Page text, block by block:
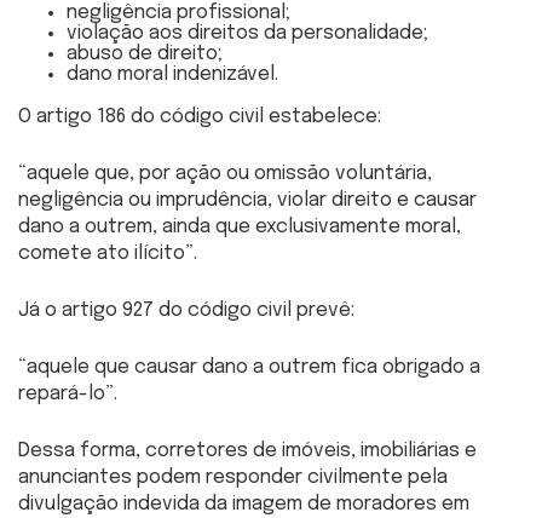
negligência profissional;
violação aos direitos da personalidade;
abuso de direito;
dano moral indenizável.
O artigo 186 do código civil estabelece:
“aquele que, por ação ou omissão voluntária,
negligência ou imprudência, violar direito e causar
dano a outrem, ainda que exclusivamente moral,
comete ato ilícito”.
Já o artigo 927 do código civil prevê:
“aquele que causar dano a outrem fica obrigado a
repará-lo”.
Dessa forma, corretores de imóveis, imobiliárias e
anunciantes podem responder civilmente pela
divulgação indevida da imagem de moradores em